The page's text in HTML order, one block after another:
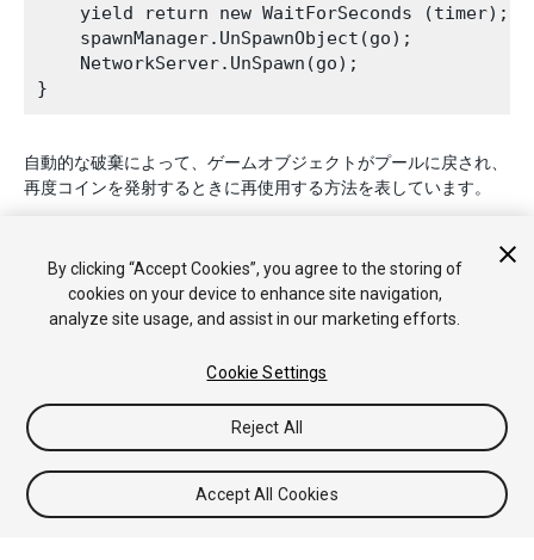
    yield return new WaitForSeconds (timer);
    spawnManager.UnSpawnObject(go);
    NetworkServer.UnSpawn(go);
自動的な破棄によって、ゲームオブジェクトがプールに戻され、
再度コインを発射するときに再使用する方法を表しています。
Copyright © 2019 Unity Technologies. Publication 2019.1
チュートリアル
Answers ナレッジベース フォーラム
アセッ
トストア
プライバシーポリシー
情報を販売または共有しない
Your Privacy Choices (Cookie Settings)
フィードバック
By clicking “Accept Cookies”, you agree to the storing of
cookies on your device to enhance site navigation,
analyze site usage, and assist in our marketing efforts.
Cookie Settings
Reject All
Accept All Cookies